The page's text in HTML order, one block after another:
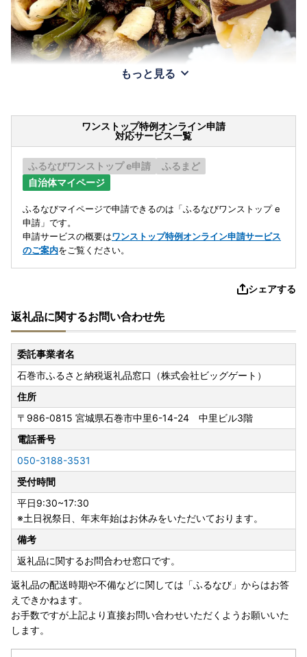
もっと見る
ワンストップ特例オンライン申請
対応サービス一覧
ふるなびワンストップ e申請
ふるまど
自治体マイページ
ふるなびマイページで申請できるのは「ふるなびワンストップ e
申請」です。
申請サービスの概要はワンストップ特例オンライン申請サービス
のご案内をご覧ください。
シェアする
返礼品に関するお問い合わせ先
委託事業者名
石巻市ふるさと納税返礼品窓口（株式会社ビッグゲート）
住所
〒986-0815 宮城県石巻市中里6-14-24 中里ビル3階
電話番号
050-3188-3531
受付時間
平日9:30~17:30
※土日祝祭日、年末年始はお休みをいただいております。
備考
返礼品に関するお問合わせ窓口です。
返礼品の配送時期や不備などに関しては「ふるなび」からはお答
えできかねます。
お手数ですが上記より直接お問い合わせいただくようお願いいた
します。